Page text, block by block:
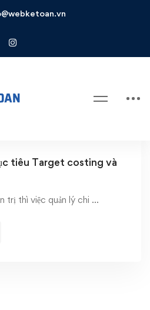
mục tiêu
tiêu Target costing và
trị thì việc quản lý chi …